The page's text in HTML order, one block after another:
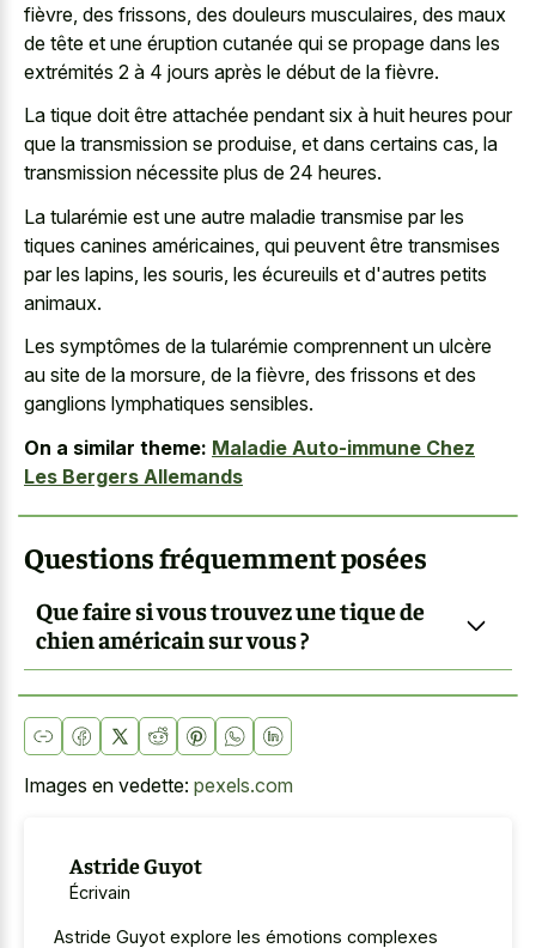
fièvre, des frissons, des douleurs musculaires, des maux
de tête et une éruption cutanée qui se propage dans les
extrémités 2 à 4 jours après le début de la fièvre.
La tique doit être attachée pendant six à huit heures pour
que la transmission se produise, et dans certains cas, la
transmission nécessite plus de 24 heures.
La tularémie est une autre maladie transmise par les
tiques canines américaines, qui peuvent être transmises
par les lapins, les souris, les écureuils et d'autres petits
animaux.
Les symptômes de la tularémie comprennent un ulcère
au site de la morsure, de la fièvre, des frissons et des
ganglions lymphatiques sensibles.
On a similar theme: Maladie Auto-immune Chez
Les Bergers Allemands
Questions fréquemment posées
Que faire si vous trouvez une tique de
chien américain sur vous ?
Images en vedette: pexels.com
Astride Guyot
Écrivain
Astride Guyot explore les émotions complexes